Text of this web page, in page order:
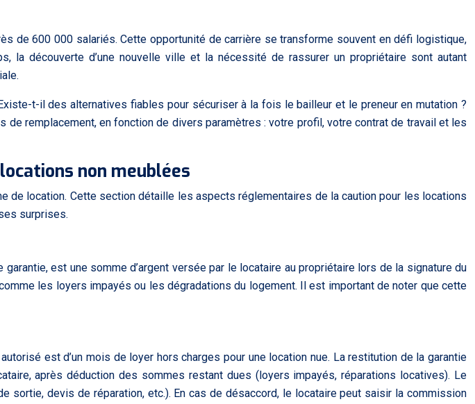
de 600 000 salariés. Cette opportunité de carrière se transforme souvent en défi logistique,
la découverte d’une nouvelle ville et la nécessité de rassurer un propriétaire sont autant
t-il des alternatives fiables pour sécuriser à la fois le bailleur et le preneur en mutation ?
de remplacement, en fonction de divers paramètres : votre profil, votre contrat de travail et les
non meublées
de location. Cette section détaille les aspects réglementaires de la caution pour les locations
surprises.
est une somme d’argent versée par le locataire au propriétaire lors de la signature du
les loyers impayés ou les dégradations du logement. Il est important de noter que cette
est d’un mois de loyer hors charges pour une location nue. La restitution de la garantie
après déduction des sommes restant dues (loyers impayés, réparations locatives). Le
devis de réparation, etc.). En cas de désaccord, le locataire peut saisir la commission